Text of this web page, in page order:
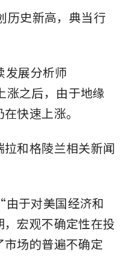
历史新高，典当行
展分析师
之后，由于地缘
快速上涨。
和格陵兰相关新闻
于对美国经济和
宏观不确定性在投
场的普遍不确定